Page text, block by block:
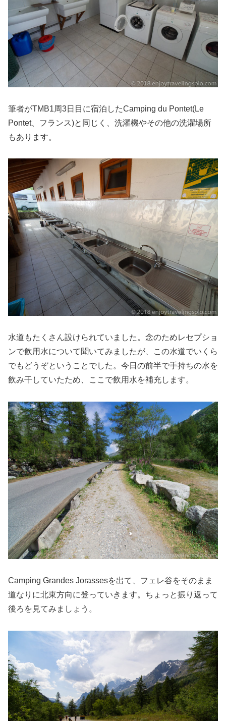
筆者がTMB1周3日目に宿泊したCamping du Pontet(Le
Pontet、フランス)と同じく、洗濯機やその他の洗濯場所
もあります。
水道もたくさん設けられていました。念のためレセプショ
ンで飲用水について聞いてみましたが、この水道でいくら
でもどうぞということでした。今日の前半で手持ちの水を
飲み干していたため、ここで飲用水を補充します。
Camping Grandes Jorassesを出て、フェレ谷をそのまま
道なりに北東方向に登っていきます。ちょっと振り返って
後ろを見てみましょう。